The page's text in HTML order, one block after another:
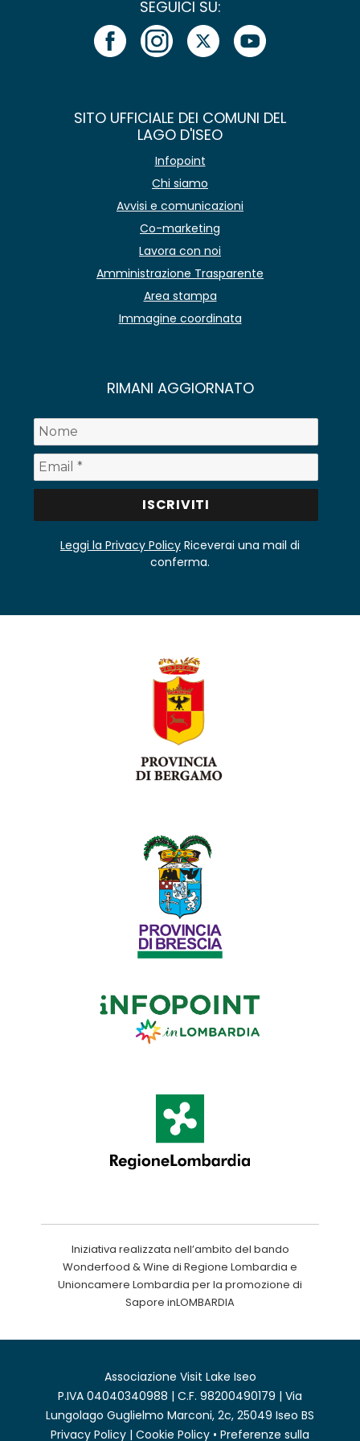
SEGUICI SU:
SITO UFFICIALE DEI COMUNI DEL
LAGO D'ISEO
Infopoint
Chi siamo
Avvisi e comunicazioni
Co-marketing
Lavora con noi
Amministrazione Trasparente
Area stampa
Immagine coordinata
RIMANI AGGIORNATO
Leggi la Privacy Policy Riceverai una mail di
conferma.
Iniziativa realizzata nell’ambito del bando
Wonderfood & Wine di Regione Lombardia e
Unioncamere Lombardia per la promozione di
Sapore inLOMBARDIA
Associazione Visit Lake Iseo
P.IVA 04040340988 | C.F. 98200490179 | Via
Lungolago Guglielmo Marconi, 2c, 25049 Iseo BS
Privacy Policy | Cookie Policy • Preferenze sulla